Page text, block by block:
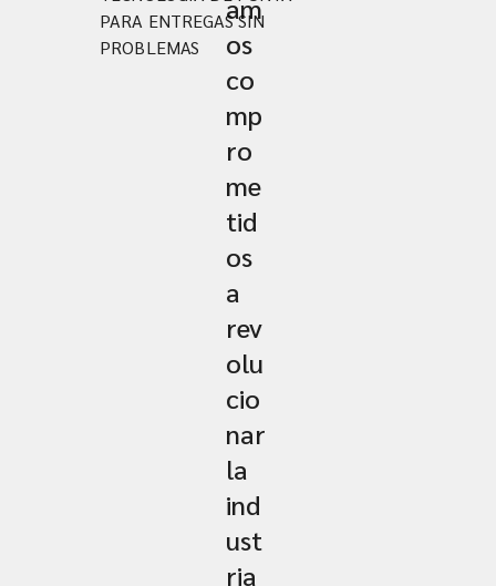
PARA ENTREGAS SIN
PROBLEMAS
am
os
co
mp
ro
me
tid
os
a
rev
olu
cio
nar
la
ind
ust
ria